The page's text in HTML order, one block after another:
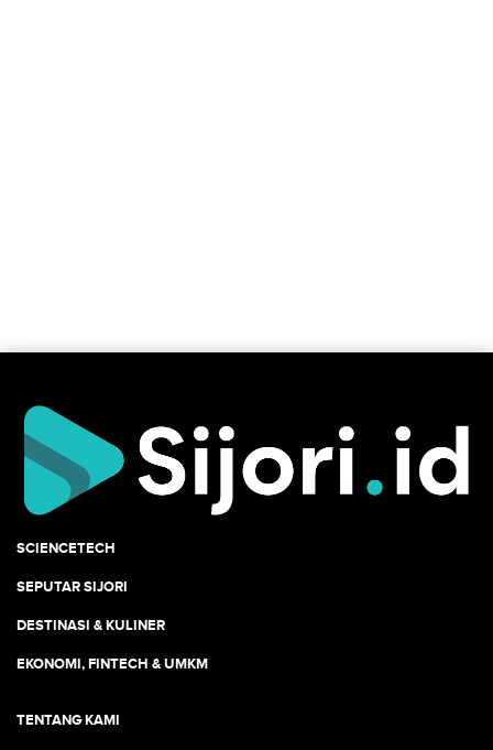
SCIENCETECH
SEPUTAR SIJORI
DESTINASI & KULINER
EKONOMI, FINTECH & UMKM
TENTANG KAMI